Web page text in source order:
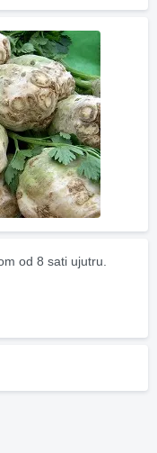
od 8 sati ujutru.